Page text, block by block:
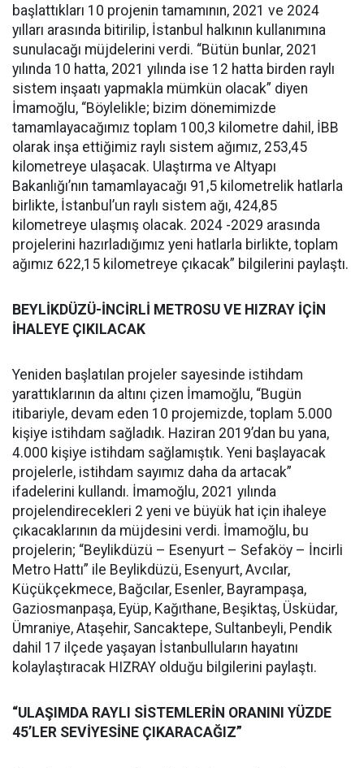
başlattıkları 10 projenin tamamının, 2021 ve 2024
yılları arasında bitirilip, İstanbul halkının kullanımına
sunulacağı müjdelerini verdi. “Bütün bunlar, 2021
yılında 10 hatta, 2021 yılında ise 12 hatta birden raylı
sistem inşaatı yapmakla mümkün olacak” diyen
İmamoğlu, “Böylelikle; bizim dönemimizde
tamamlayacağımız toplam 100,3 kilometre dahil, İBB
olarak inşa ettiğimiz raylı sistem ağımız, 253,45
kilometreye ulaşacak. Ulaştırma ve Altyapı
Bakanlığı’nın tamamlayacağı 91,5 kilometrelik hatlarla
birlikte, İstanbul’un raylı sistem ağı, 424,85
kilometreye ulaşmış olacak. 2024 -2029 arasında
projelerini hazırladığımız yeni hatlarla birlikte, toplam
ağımız 622,15 kilometreye çıkacak” bilgilerini paylaştı.
BEYLİKDÜZÜ-İNCİRLİ METROSU VE HIZRAY İÇİN
İHALEYE ÇIKILACAK
Yeniden başlatılan projeler sayesinde istihdam
yarattıklarının da altını çizen İmamoğlu, “Bugün
itibariyle, devam eden 10 projemizde, toplam 5.000
kişiye istihdam sağladık. Haziran 2019’dan bu yana,
4.000 kişiye istihdam sağlamıştık. Yeni başlayacak
projelerle, istihdam sayımız daha da artacak”
ifadelerini kullandı. İmamoğlu, 2021 yılında
projelendirecekleri 2 yeni ve büyük hat için ihaleye
çıkacaklarının da müjdesini verdi. İmamoğlu, bu
projelerin; “Beylikdüzü – Esenyurt – Sefaköy – İncirli
Metro Hattı” ile Beylikdüzü, Esenyurt, Avcılar,
Küçükçekmece, Bağcılar, Esenler, Bayrampaşa,
Gaziosmanpaşa, Eyüp, Kağıthane, Beşiktaş, Üsküdar,
Ümraniye, Ataşehir, Sancaktepe, Sultanbeyli, Pendik
dahil 17 ilçede yaşayan İstanbulluların hayatını
kolaylaştıracak HIZRAY olduğu bilgilerini paylaştı.
“ULAŞIMDA RAYLI SİSTEMLERİN ORANINI YÜZDE
45’LER SEVİYESİNE ÇIKARACAĞIZ”